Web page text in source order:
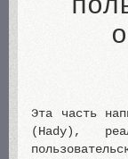
Эта часть
(Hady),